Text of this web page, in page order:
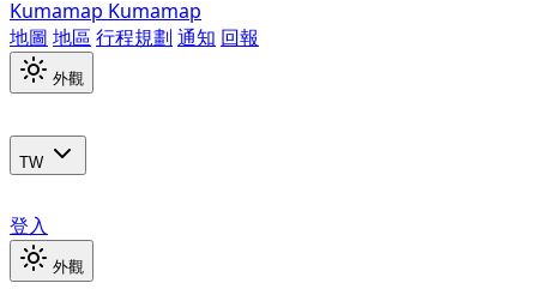
Kumamap Kumamap
地圖 地區 行程規劃 通知 回報
外觀
TW
登入
外觀